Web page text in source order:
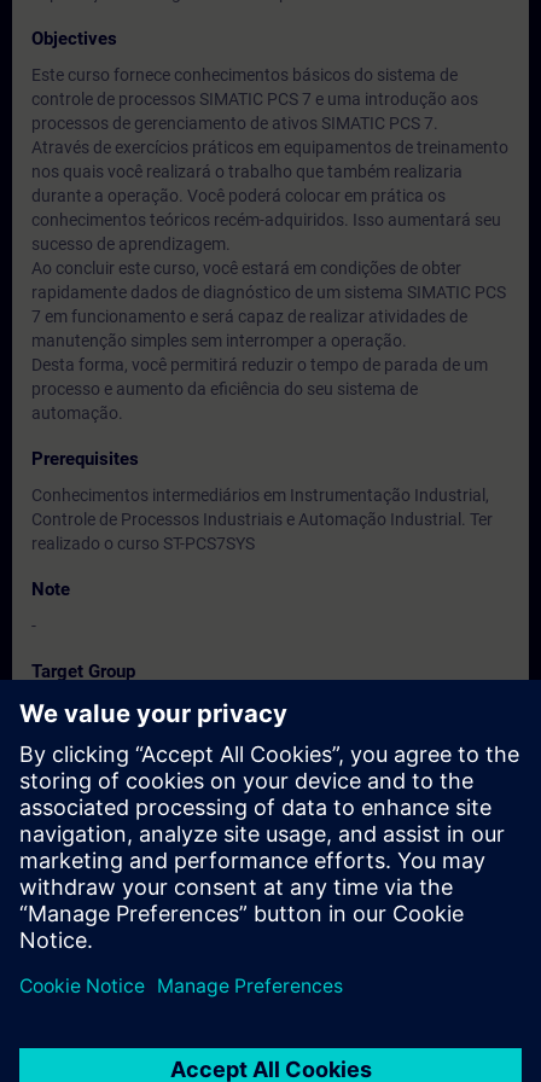
Objectives
Este curso fornece conhecimentos básicos do sistema de
controle de processos SIMATIC PCS 7 e uma introdução aos
processos de gerenciamento de ativos SIMATIC PCS 7.
Através de exercícios práticos em equipamentos de treinamento
nos quais você realizará o trabalho que também realizaria
durante a operação. Você poderá colocar em prática os
conhecimentos teóricos recém-adquiridos. Isso aumentará seu
sucesso de aprendizagem.
Ao concluir este curso, você estará em condições de obter
rapidamente dados de diagnóstico de um sistema SIMATIC PCS
7 em funcionamento e será capaz de realizar atividades de
manutenção simples sem interromper a operação.
Desta forma, você permitirá reduzir o tempo de parada de um
processo e aumento da eficiência do seu sistema de
automação.
Prerequisites
Conhecimentos intermediários em Instrumentação Industrial,
Controle de Processos Industriais e Automação Industrial. Ter
realizado o curso ST-PCS7SYS
Note
-
Target Group
Engenheiros, técnicos e profissionais de manutenção.
Dates And Registration
Currently, no events available
Add yourself to the course request list and you will be notified
when new dates become available.
Activate notification service